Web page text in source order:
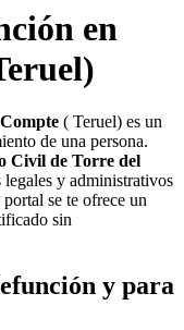
en
( Teruel) es un
de una persona.
Civil de Torre del
legales y administrativos
se te ofrece un
sin
y para